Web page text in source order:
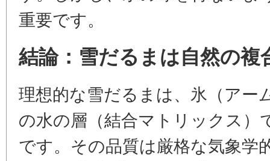
重要です。
結論：雪だるまは自然の複
理想的な雪だるまは、氷（アー
の水の層（結合マトリックス）
です。その品質は厳格な気象学